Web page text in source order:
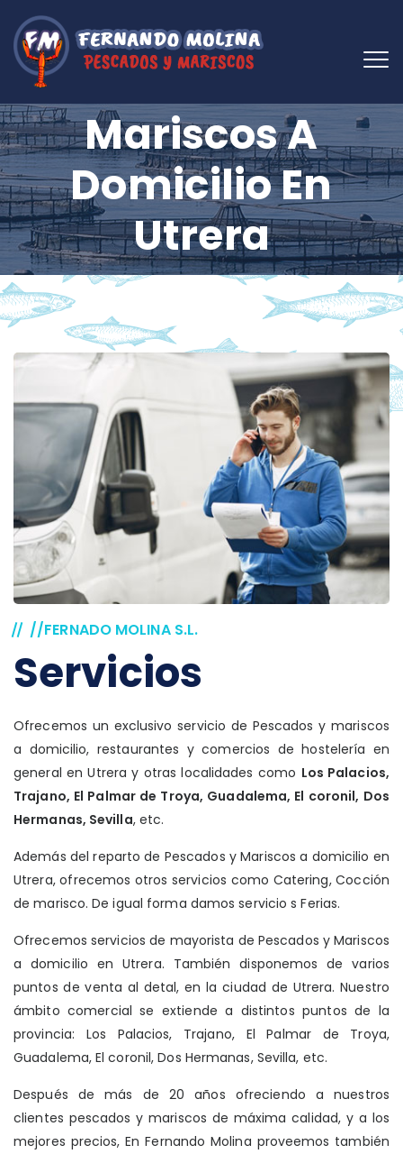
Mariscos A
Domicilio En
Utrera
//FERNADO MOLINA S.L.
Servicios
Ofrecemos un exclusivo servicio de Pescados y mariscos
a domicilio, restaurantes y comercios de hostelería en
general en Utrera y otras localidades como Los Palacios,
Trajano, El Palmar de Troya, Guadalema, El coronil, Dos
Hermanas, Sevilla, etc.
Además del reparto de Pescados y Mariscos a domicilio en
Utrera, ofrecemos otros servicios como Catering, Cocción
de marisco. De igual forma damos servicio s Ferias.
Ofrecemos servicios de mayorista de Pescados y Mariscos
a domicilio en Utrera. También disponemos de varios
puntos de venta al detal, en la ciudad de Utrera. Nuestro
ámbito comercial se extiende a distintos puntos de la
provincia: Los Palacios, Trajano, El Palmar de Troya,
Guadalema, El coronil, Dos Hermanas, Sevilla, etc.
Después de más de 20 años ofreciendo a nuestros
clientes pescados y mariscos de máxima calidad, y a los
mejores precios, En Fernando Molina proveemos también